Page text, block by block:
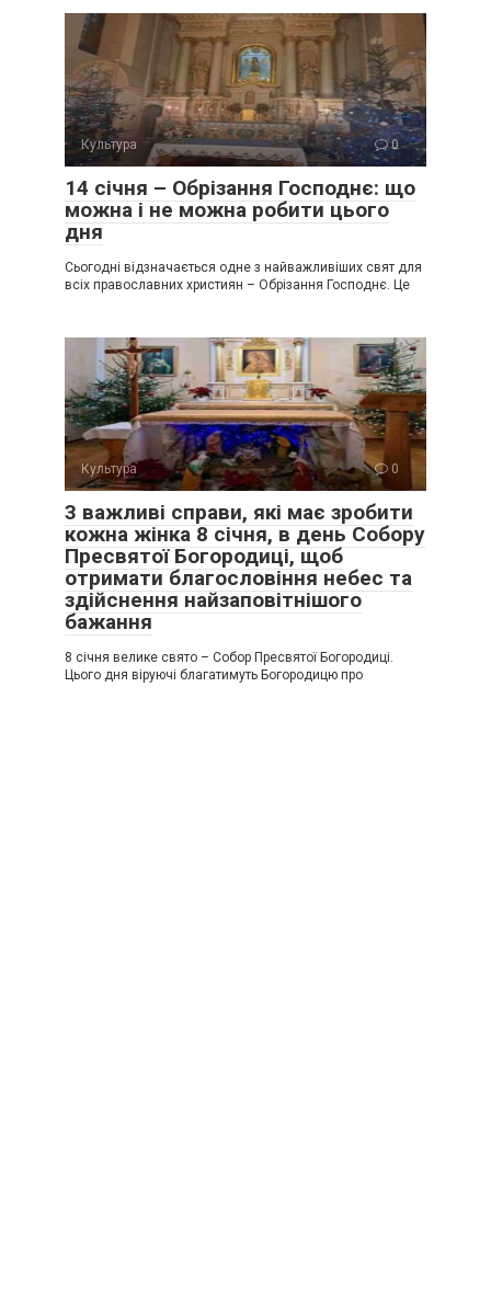
Культура 0
14 січня – Обрізання Господнє: що
можна і не можна робити цього
дня
Сьогодні відзначається одне з найважливіших свят для
всіх православних християн – Обрізання Господнє. Це
Культура 0
3 важливі справи, які має зробити
кожна жінка 8 січня, в день Собору
Пресвятої Богородиці, щоб
отримати благословіння небес та
здійснення найзаповітнішого
бажання
8 січня велике свято – Собор Пресвятої Богородиці.
Цього дня віруючі благатимуть Богородицю про